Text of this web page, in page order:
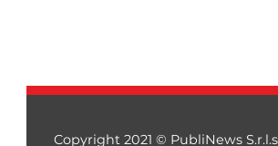
Copyright 2021 © PubliNews